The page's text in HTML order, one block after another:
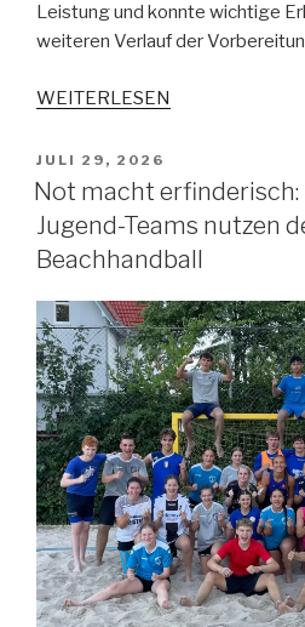
Leistung und konnte wichtige
weiteren Verlauf der
WEITERLESEN
JULI 29, 2026
Not macht erfinderisch:
Jugend-Teams nutzen
Beachhandball